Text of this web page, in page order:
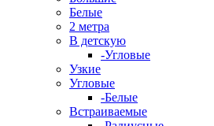
Белые
2 метра
В детскую
-Угловые
Узкие
Угловые
-Белые
Встраиваемые